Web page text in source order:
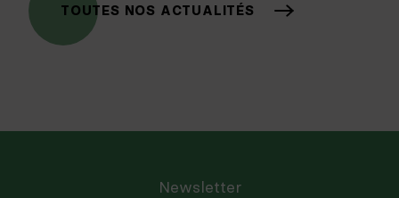
TOUTES NOS ACTUALITÉS
Newsletter